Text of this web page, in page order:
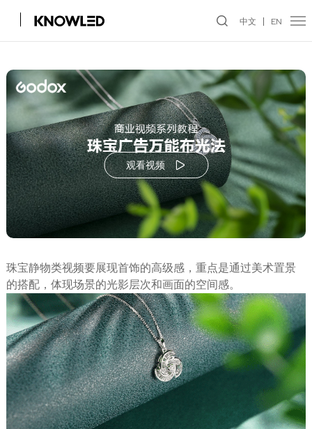
中文 EN
观看视频
珠宝静物类视频要展现首饰的高级感，重点是通过美术置景
的搭配，体现场景的光影层次和画面的空间感。